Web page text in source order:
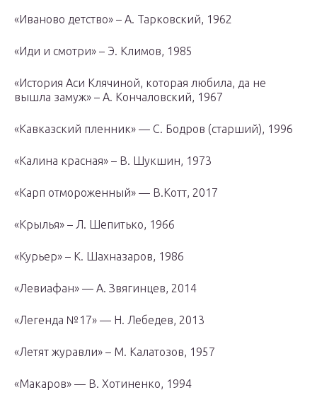
«Иваново детство» – А. Тарковский, 1962
«Иди и смотри» – Э. Климов, 1985
«История Аси Клячиной, которая любила, да не
вышла замуж» – А. Кончаловский, 1967
«Кавказский пленник» — С. Бодров (старший), 1996
«Калина красная» – В. Шукшин, 1973
«Карп отмороженный» — В.Котт, 2017
«Крылья» – Л. Шепитько, 1966
«Курьер» – К. Шахназаров, 1986
«Левиафан» — А. Звягинцев, 2014
«Легенда №17» — Н. Лебедев, 2013
«Летят журавли» – М. Калатозов, 1957
«Макаров» — В. Хотиненко, 1994